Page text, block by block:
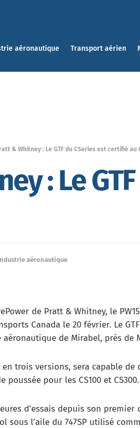
aéronautique Transport aérien
& Whitney : Le GTF du CSeries est certifié au
: Le
aéronautique
de Pratt & Whitney, le
Canada le 20 février. Le
de Mirabel, près de
en trois versions, sera capable
poussée pour les CS100 et CS300.
d’essais depuis son premier
sous l’aile du 747SP utilisé